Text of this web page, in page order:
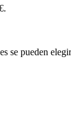
se pueden